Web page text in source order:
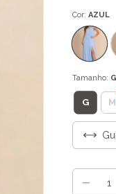
Cor: AZUL
Tamanho: G
G M